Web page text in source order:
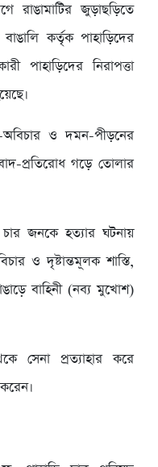
জুড়াছড়িতে
বাঙালি কর্তৃক পাহাড়িদের
পাহাড়িদের নিরাপত্তা
অবিচার ও দমন-পীড়নের
প্রতিরোধ গড়ে তোলার
জনকে হত্যার ঘটনায়
ও দৃষ্টান্তমূলক শাস্তি,
বাহিনী (নব্য মুখোশ)
সেনা প্রত্যাহার করে